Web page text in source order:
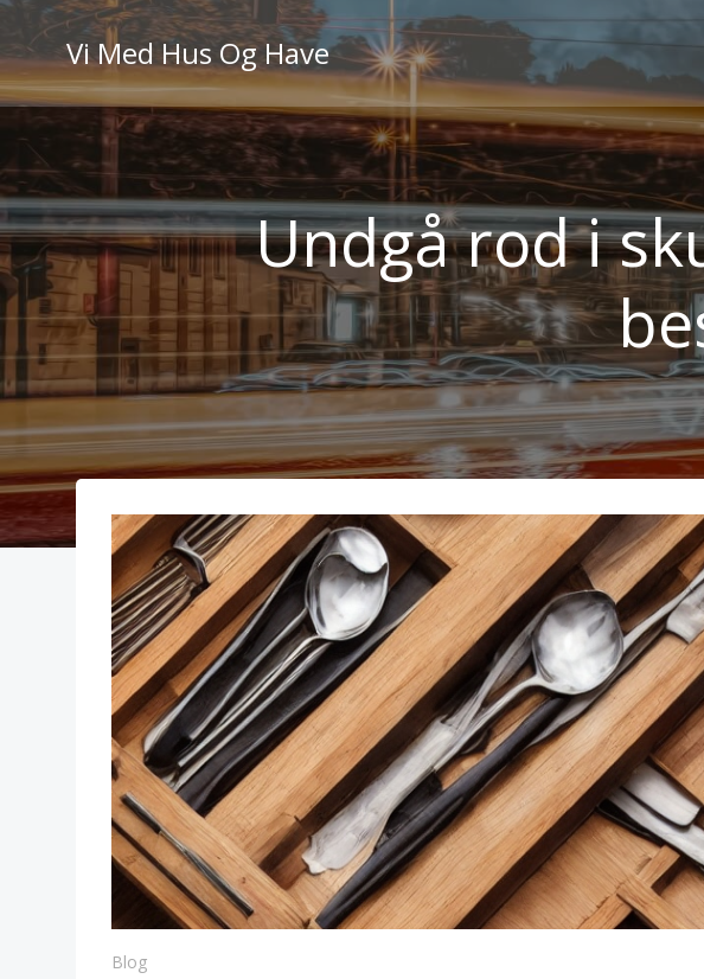
Videre
indholdVi Med Hus Og Have
Undgå rod i
Blog